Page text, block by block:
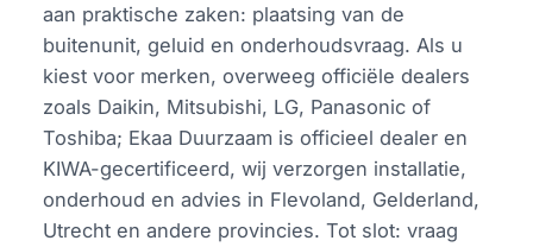
aan praktische zaken: plaatsing van de
buitenunit, geluid en onderhoudsvraag. Als u
kiest voor merken, overweeg officiële dealers
zoals Daikin, Mitsubishi, LG, Panasonic of
Toshiba; Ekaa Duurzaam is officieel dealer en
KIWA-gecertificeerd, wij verzorgen installatie,
onderhoud en advies in Flevoland, Gelderland,
Utrecht en andere provincies. Tot slot: vraag